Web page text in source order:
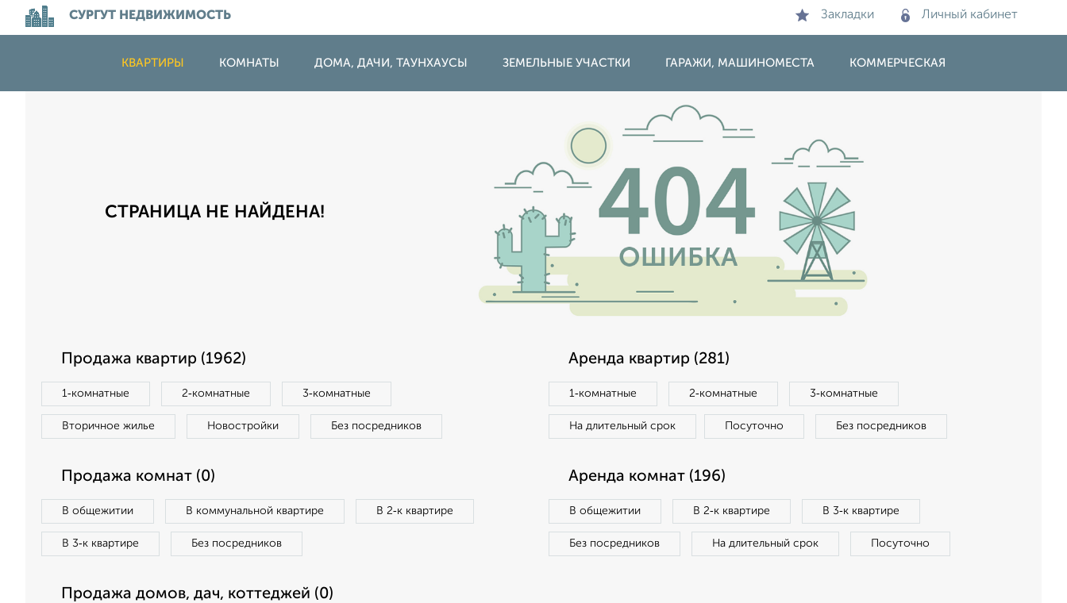
СУРГУТ НЕДВИЖИМОСТЬ Закладки Личный кабинет
КВАРТИРЫ КОМНАТЫ ДОМА, ДАЧИ, ТАУНХАУСЫ ЗЕМЕЛЬНЫЕ УЧАСТКИ ГАРАЖИ, МАШИНОМЕСТА КОММЕРЧЕСКАЯ
СТРАНИЦА НЕ НАЙДЕНА!
Продажа квартир (1962)
1‑комнатные 2‑комнатные 3‑комнатные
Вторичное жилье Новостройки Без посредников
Аренда квартир (281)
1‑комнатные 2‑комнатные 3‑комнатные
На длительный срок Посуточно Без посредников
Продажа комнат (0)
В общежитии В коммунальной квартире В 2‑к квартире
В 3‑к квартире Без посредников
Аренда комнат (196)
В общежитии В 2‑к квартире В 3‑к квартире
Без посредников На длительный срок Посуточно
Продажа домов, дач, коттеджей (0)